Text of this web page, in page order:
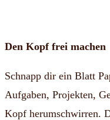
Den Kopf frei machen
Schnapp dir ein Blatt
Aufgaben, Projekten,
Kopf herumschwirren.